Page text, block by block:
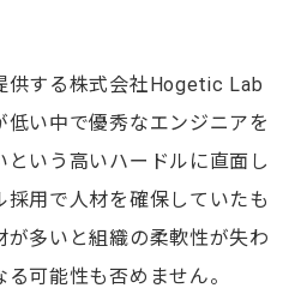
供する株式会社Hogetic Lab
い中で優秀なエンジニアを
いう高いハードルに直面し
用で人材を確保していたも
が多いと組織の柔軟性が失わ
可能性も否めません。